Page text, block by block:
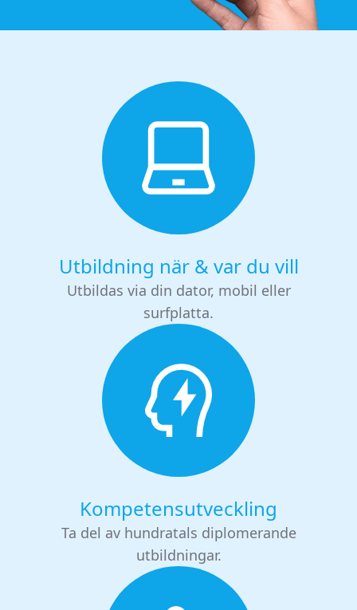
Utbildning när & var du vill
Utbildas via din dator, mobil eller
surfplatta.
Kompetensutveckling
Ta del av hundratals diplomerande
utbildningar.